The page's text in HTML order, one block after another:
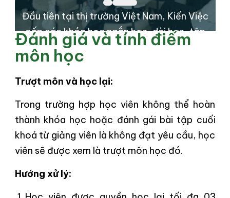
Đầu tiên tại thị trường Việt Nam, Kiến Việc
cấp các khóa học ngắn hạn, dài hạn, tập
trung vào tất cả những loại hình công việc
chuyên môn mà hầu hết công ty, tập
đoàn kiến trúc - xây dựng - nội thất cần.
Tìm Hiểu Thêm
Đánh giá và tính điểm
môn học
Trượt môn và học lại:
Trong trường hợp học viên không thể hoàn
thành khóa học hoặc đánh gái bài tập cuối
khoá từ giảng viên là không đạt yêu cầu, học
viên sẽ được xem là trượt môn học đó.
Hướng xử lý: